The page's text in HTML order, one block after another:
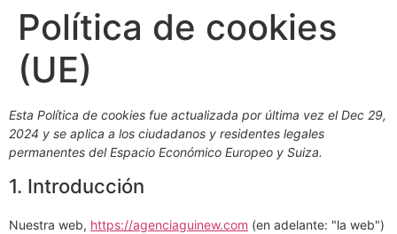
Política de cookies
(UE)
Esta Política de cookies fue actualizada por última vez el Dec 29,
2024 y se aplica a los ciudadanos y residentes legales
permanentes del Espacio Económico Europeo y Suiza.
1. Introducción
Nuestra web, https://agenciaguinew.com (en adelante: "la web")